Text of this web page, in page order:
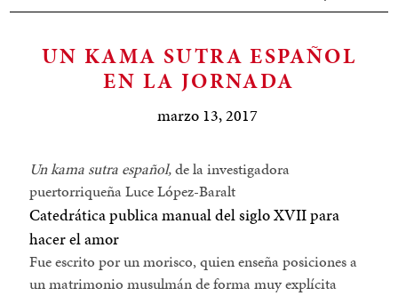
UN KAMA SUTRA ESPAÑOL
EN LA JORNADA
marzo 13, 2017
Un kama sutra español,de la investigadora
puertorriqueña Luce López-Baralt
Catedrática publica manual del siglo XVII para
hacer el amor
Fue escrito por un morisco, quien enseña posiciones a
un matrimonio musulmán de forma muy explícita